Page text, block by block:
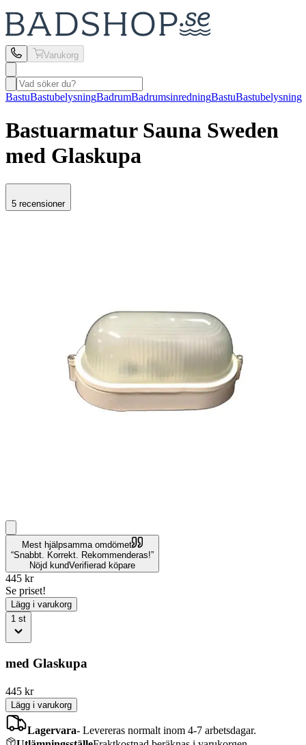
Varukorg
BastuBastubelysningBadrumBadrumsinredningBastuBastubelysning
Bastuarmatur Sauna Sweden
med Glaskupa
5 recensioner
Mest hjälpsamma omdömet
Snabbt. Korrekt. Rekommenderas!
Nöjd kundVerifierad köpare
445 kr
Se priset!
Lägg i varukorg
1 st
med Glaskupa
445 kr
Lägg i varukorg
Lagervara- Levereras normalt inom 4-7 arbetsdagar.